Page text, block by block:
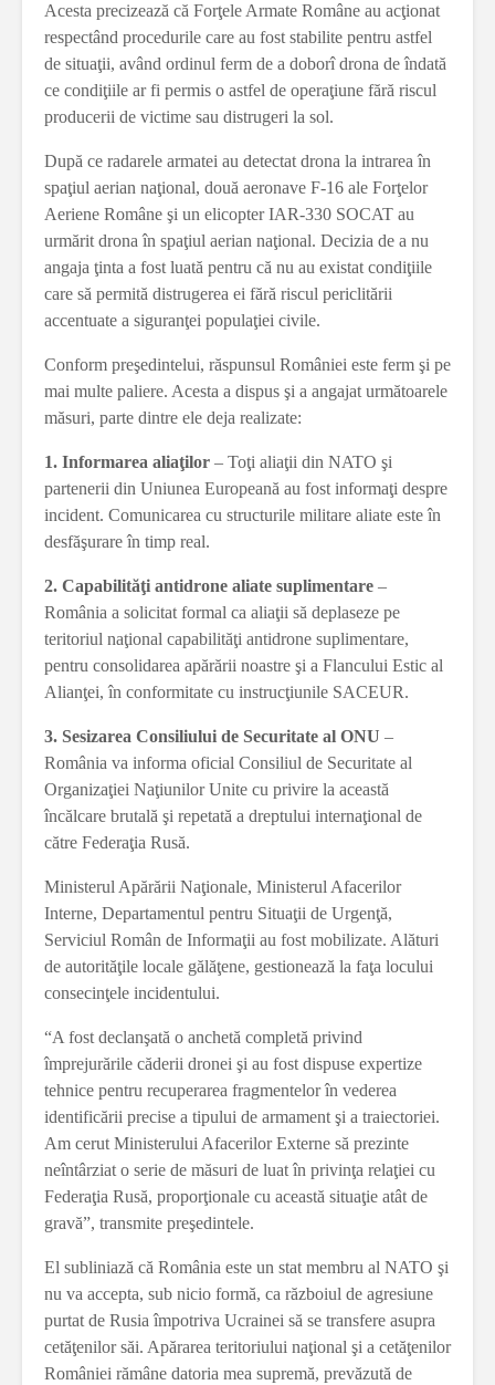
Acesta precizează că Forţele Armate Române au acţionat
respectând procedurile care au fost stabilite pentru astfel
de situaţii, având ordinul ferm de a doborî drona de îndată
ce condiţiile ar fi permis o astfel de operaţiune fără riscul
producerii de victime sau distrugeri la sol.
După ce radarele armatei au detectat drona la intrarea în
spaţiul aerian naţional, două aeronave F-16 ale Forţelor
Aeriene Române şi un elicopter IAR-330 SOCAT au
urmărit drona în spaţiul aerian naţional. Decizia de a nu
angaja ţinta a fost luată pentru că nu au existat condiţiile
care să permită distrugerea ei fără riscul periclitării
accentuate a siguranţei populaţiei civile.
Conform preşedintelui, răspunsul României este ferm şi pe
mai multe paliere. Acesta a dispus şi a angajat următoarele
măsuri, parte dintre ele deja realizate:
1. Informarea aliaţilor – Toţi aliaţii din NATO şi
partenerii din Uniunea Europeană au fost informaţi despre
incident. Comunicarea cu structurile militare aliate este în
desfăşurare în timp real.
2. Capabilităţi antidrone aliate suplimentare –
România a solicitat formal ca aliaţii să deplaseze pe
teritoriul naţional capabilităţi antidrone suplimentare,
pentru consolidarea apărării noastre şi a Flancului Estic al
Alianţei, în conformitate cu instrucţiunile SACEUR.
3. Sesizarea Consiliului de Securitate al ONU –
România va informa oficial Consiliul de Securitate al
Organizaţiei Naţiunilor Unite cu privire la această
încălcare brutală şi repetată a dreptului internaţional de
către Federaţia Rusă.
Ministerul Apărării Naţionale, Ministerul Afacerilor
Interne, Departamentul pentru Situaţii de Urgenţă,
Serviciul Român de Informaţii au fost mobilizate. Alături
de autorităţile locale gălăţene, gestionează la faţa locului
consecinţele incidentului.
“A fost declanşată o anchetă completă privind
împrejurările căderii dronei şi au fost dispuse expertize
tehnice pentru recuperarea fragmentelor în vederea
identificării precise a tipului de armament şi a traiectoriei.
Am cerut Ministerului Afacerilor Externe să prezinte
neîntârziat o serie de măsuri de luat în privinţa relaţiei cu
Federaţia Rusă, proporţionale cu această situaţie atât de
gravă”, transmite preşedintele.
El subliniază că România este un stat membru al NATO şi
nu va accepta, sub nicio formă, ca războiul de agresiune
purtat de Rusia împotriva Ucrainei să se transfere asupra
cetăţenilor săi. Apărarea teritoriului naţional şi a cetăţenilor
României rămâne datoria mea supremă, prevăzută de